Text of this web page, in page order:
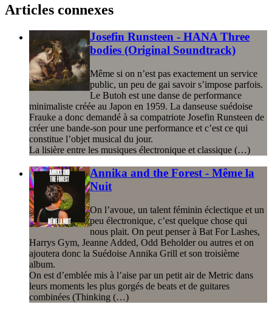
Articles connexes
Josefin Runsteen - HANA Three
bodies (Original Soundtrack)
Même si on n’est pas exactement un service
public, un peu de gai savoir s’impose parfois.
Le Butoh est une danse de performance
minimaliste créée au Japon en 1959. La danseuse suédoise
Frauke a donc demandé à sa compatriote Josefin Runsteen de
créer une bande-son pour une performance et c’est ce qui
constitue l’objet musical du jour.
La lisière entre les musiques électronique et classique (…)
Annika and the Forest - Même la
Nuit
On l’avoue, un talent féminin éclectique et un
peu électronique, c’est quelque chose qui
nous plait. On peut penser à Bat For Lashes,
Harrys Gym, Jeanne Added, Odd Beholder ou autres et on
ajoutera donc la Suédoise Annika Grill et son troisième
album.
On est d’emblée mis à l’aise par un petit air de Metric dans
leurs moments les plus gorgés de beats et de guitares
combinées (Thinking (…)